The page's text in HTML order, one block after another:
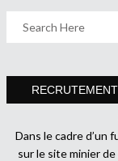
Dans le cadre d’un
sur le site minier de